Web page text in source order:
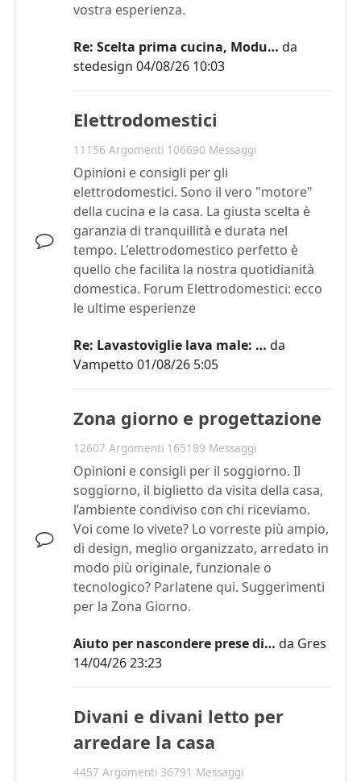
vostra esperienza.
Re: Scelta prima cucina, Modu… da
stedesign 04/08/26 10:03
Elettrodomestici
11156 Argomenti 106690 Messaggi
Opinioni e consigli per gli
elettrodomestici. Sono il vero "motore"
della cucina e la casa. La giusta scelta è
garanzia di tranquillità e durata nel
tempo. L'elettrodomestico perfetto è
quello che facilita la nostra quotidianità
domestica. Forum Elettrodomestici: ecco
le ultime esperienze
Re: Lavastoviglie lava male: … da
Vampetto 01/08/26 5:05
Zona giorno e progettazione
12607 Argomenti 165189 Messaggi
Opinioni e consigli per il soggiorno. Il
soggiorno, il biglietto da visita della casa,
l’ambiente condiviso con chi riceviamo.
Voi come lo vivete? Lo vorreste più ampio,
di design, meglio organizzato, arredato in
modo più originale, funzionale o
tecnologico? Parlatene qui. Suggerimenti
per la Zona Giorno.
Aiuto per nascondere prese di… da Gres
14/04/26 23:23
Divani e divani letto per
arredare la casa
4457 Argomenti 36791 Messaggi